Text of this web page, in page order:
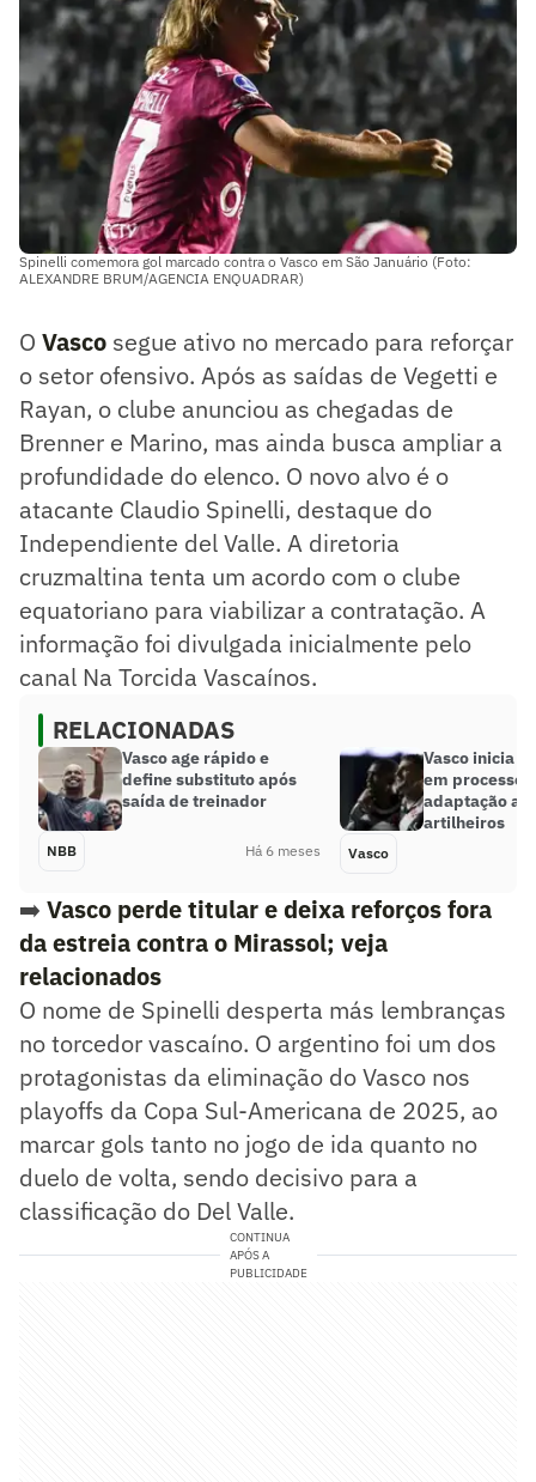
Spinelli comemora gol marcado contra o Vasco em São Januário (Foto:
ALEXANDRE BRUM/AGENCIA ENQUADRAR)
O Vasco segue ativo no mercado para reforçar
o setor ofensivo. Após as saídas de Vegetti e
Rayan, o clube anunciou as chegadas de
Brenner e Marino, mas ainda busca ampliar a
profundidade do elenco. O novo alvo é o
atacante Claudio Spinelli, destaque do
Independiente del Valle. A diretoria
cruzmaltina tenta um acordo com o clube
equatoriano para viabilizar a contratação. A
informação foi divulgada inicialmente pelo
canal Na Torcida Vascaínos.
RELACIONADAS
Vasco age rápido e
define substituto após
saída de treinador
NBB Há 6 meses
Vasco inicia
em processo
adaptação
artilheiros
Vasco
➡️ Vasco perde titular e deixa reforços fora
da estreia contra o Mirassol; veja
relacionados
O nome de Spinelli desperta más lembranças
no torcedor vascaíno. O argentino foi um dos
protagonistas da eliminação do Vasco nos
playoffs da Copa Sul-Americana de 2025, ao
marcar gols tanto no jogo de ida quanto no
duelo de volta, sendo decisivo para a
classificação do Del Valle.
CONTINUA
APÓS A
PUBLICIDADE